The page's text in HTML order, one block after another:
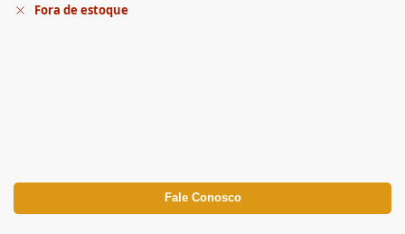
Fora de estoque
Fale Conosco